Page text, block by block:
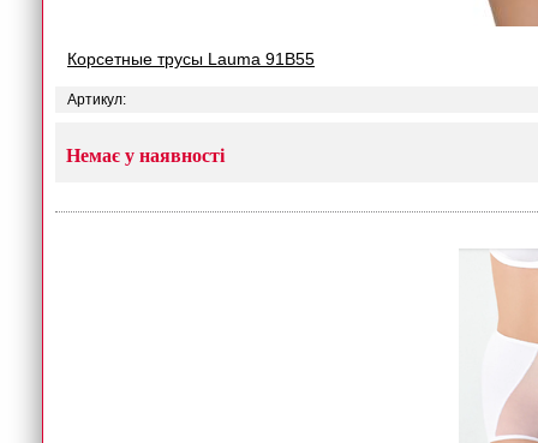
Корсетные трусы Lauma 91B55
Артикул:
Немає у наявності